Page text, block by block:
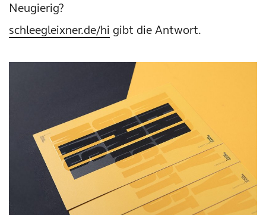
Neugierig?
schleegleixner.de/hi gibt die Antwort.